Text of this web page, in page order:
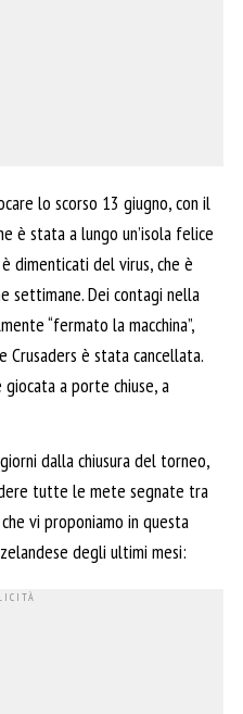
lo scorso 13 giugno, con il
è stata a lungo un’isola felice
dimenticati del virus, che è
settimane. Dei contagi nella
“fermato la macchina”,
Crusaders è stata cancellata.
giocata a porte chiuse, a
dalla chiusura del torneo,
tutte le mete segnate tra
vi proponiamo in questa
degli ultimi mesi: